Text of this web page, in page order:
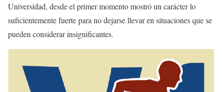
Universidad, desde el primer momento mostró un carácter lo
suficientemente fuerte para no dejarse llevar en situaciones que se
pueden considerar insignificantes.